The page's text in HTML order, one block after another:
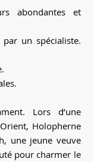
abondantes et
un spécialiste.
Lors d’une
Holopherne
une jeune veuve
pour charmer le